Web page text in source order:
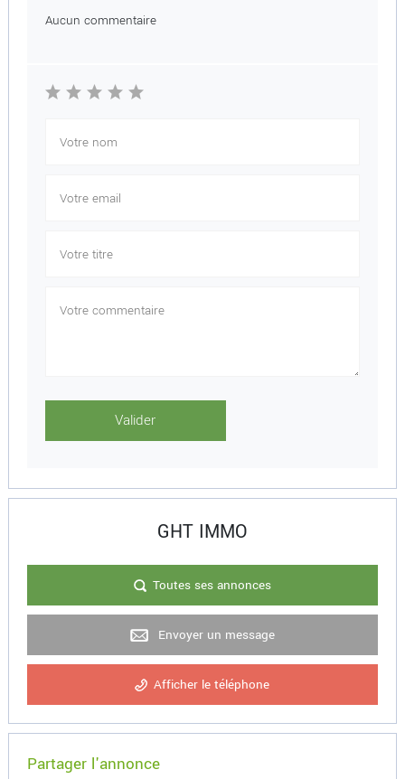
Aucun commentaire
GHT IMMO
Toutes ses annonces
Envoyer un message
Afficher le téléphone
Partager l'annonce